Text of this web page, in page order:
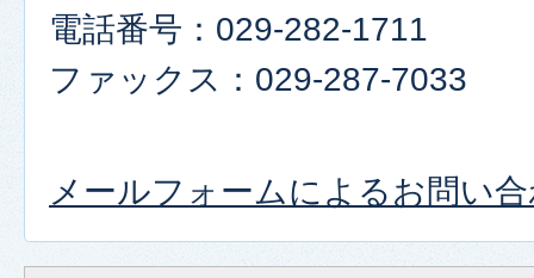
電話番号：029-282-1711
ファックス：029-287-7033
メールフォームによるお問い